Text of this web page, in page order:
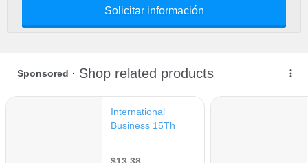
Solicitar información